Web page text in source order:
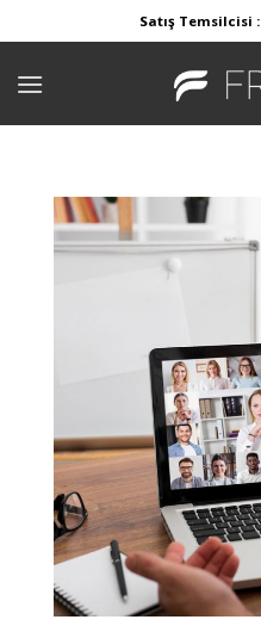
to
content
Satış Temsilcisi :